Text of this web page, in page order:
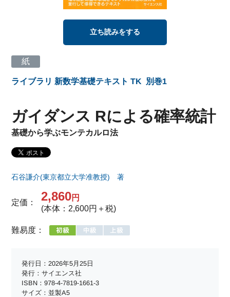
立ち読みをする
紙
ライブラリ 新数学基礎テキスト TK 別巻1
ガイダンス Rによる確率統計
基礎から学ぶモンテカルロ法
石谷謙介(東京都立大学准教授) 著
定価： 2,860円
(本体：2,600円＋税)
難易度：
発行日：2026年5月25日
発行：サイエンス社
ISBN：978-4-7819-1661-3
サイズ：並製A5